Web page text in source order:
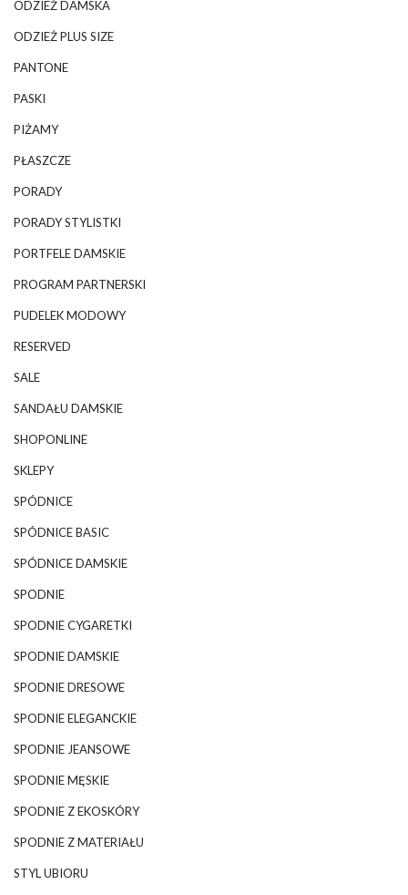
ODZIEŻ DAMSKA
ODZIEŻ PLUS SIZE
PANTONE
PASKI
PIŻAMY
PŁASZCZE
PORADY
PORADY STYLISTKI
PORTFELE DAMSKIE
PROGRAM PARTNERSKI
PUDELEK MODOWY
RESERVED
SALE
SANDAŁU DAMSKIE
SHOPONLINE
SKLEPY
SPÓDNICE
SPÓDNICE BASIC
SPÓDNICE DAMSKIE
SPODNIE
SPODNIE CYGARETKI
SPODNIE DAMSKIE
SPODNIE DRESOWE
SPODNIE ELEGANCKIE
SPODNIE JEANSOWE
SPODNIE MĘSKIE
SPODNIE Z EKOSKÓRY
SPODNIE Z MATERIAŁU
STYL UBIORU